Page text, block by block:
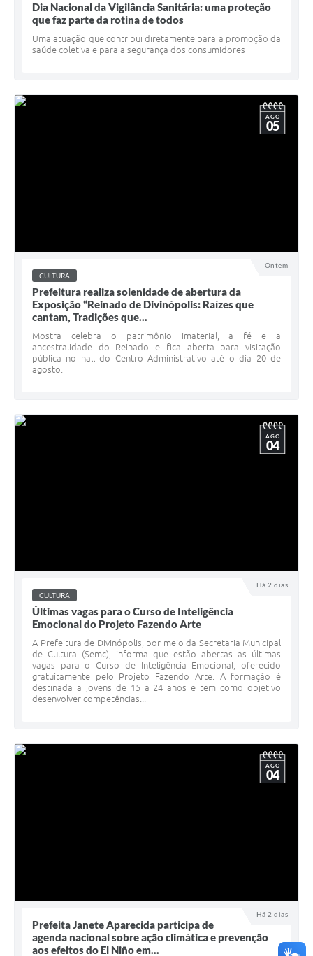
Dia Nacional da Vigilância Sanitária: uma proteção
que faz parte da rotina de todos
Uma atuação que contribui diretamente para a promoção da
saúde coletiva e para a segurança dos consumidores
Ontem
AGO
05
CULTURA
Prefeitura realiza solenidade de abertura da
Exposição “Reinado de Divinópolis: Raízes que
cantam, Tradições que...
Mostra celebra o patrimônio imaterial, a fé e a
ancestralidade do Reinado e fica aberta para visitação
pública no hall do Centro Administrativo até o dia 20 de
agosto.
Há 2 dias
AGO
04
CULTURA
Últimas vagas para o Curso de Inteligência
Emocional do Projeto Fazendo Arte
A Prefeitura de Divinópolis, por meio da Secretaria Municipal
de Cultura (Semc), informa que estão abertas as últimas
vagas para o Curso de Inteligência Emocional, oferecido
gratuitamente pelo Projeto Fazendo Arte. A formação é
destinada a jovens de 15 a 24 anos e tem como objetivo
desenvolver competências...
Há 2 dias
AGO
04
Prefeita Janete Aparecida participa de
agenda nacional sobre ação climática e prevenção
aos efeitos do El Niño em...